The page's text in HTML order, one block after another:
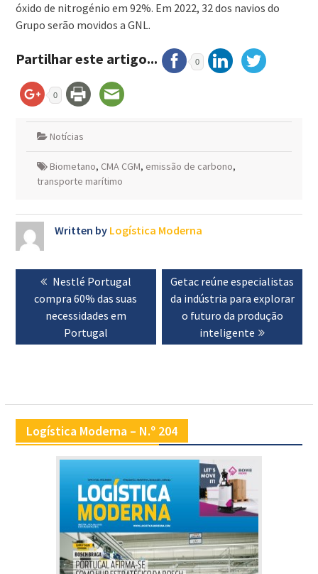
óxido de nitrogénio em 92%. Em 2022, 32 dos navios do
Grupo serão movidos a GNL.
Partilhar este artigo... 0
0
Notícias
Biometano, CMA CGM, emissão de carbono,
transporte marítimo
Written by Logística Moderna
Navegação
artigos
Previous
post:
Nestlé Portugal
compra 60% das suas
necessidades em
Portugal
Next
post:
Getac reúne especialistas
da indústria para explorar
o futuro da produção
inteligente
Logística Moderna – N.º 204